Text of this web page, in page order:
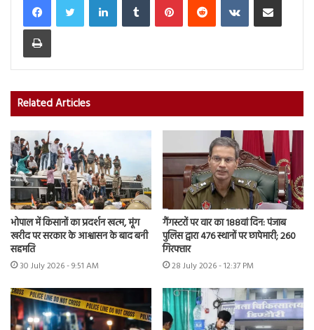
Print
Related Articles
भोपाल में किसानों का प्रदर्शन खत्म, मूंग
खरीद पर सरकार के आश्वासन के बाद बनी
सहमति
30 July 2026 - 9:51 AM
गैंगस्टरों पर वार का 188वां दिन: पंजाब
पुलिस द्वारा 476 स्थानों पर छापेमारी; 260
गिरफ्तार
28 July 2026 - 12:37 PM